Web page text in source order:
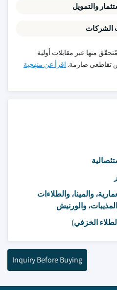
والتمويل
الشركات
منها عبر مقابلات أولية
تقاطعي صارمة. اقرأ عن منهجية
والمينا، والطلاءات
والورنيش
الخزفي)
Inquiry Before Buying